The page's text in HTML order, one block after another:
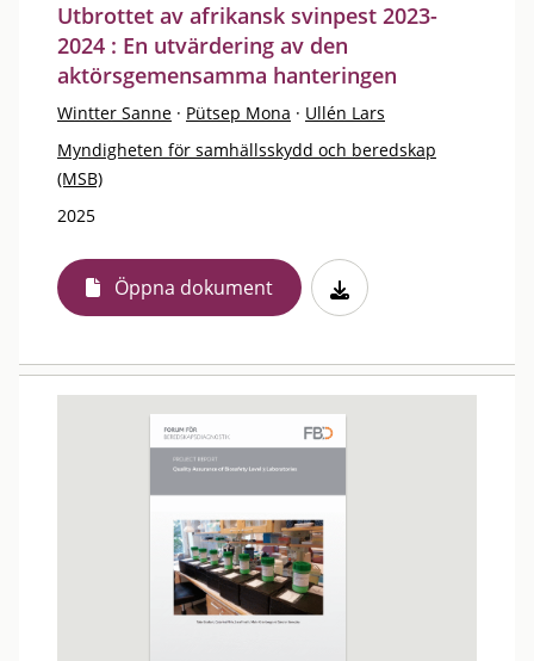
Utbrottet av afrikansk svinpest 2023-
2024 : En utvärdering av den
aktörsgemensamma hanteringen
Wintter Sanne · Pütsep Mona · Ullén Lars
Myndigheten för samhällsskydd och beredskap
(MSB)
2025
Öppna dokument